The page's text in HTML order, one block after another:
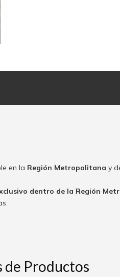
en la Región Metropolitana y
dentro de la Región
de Productos